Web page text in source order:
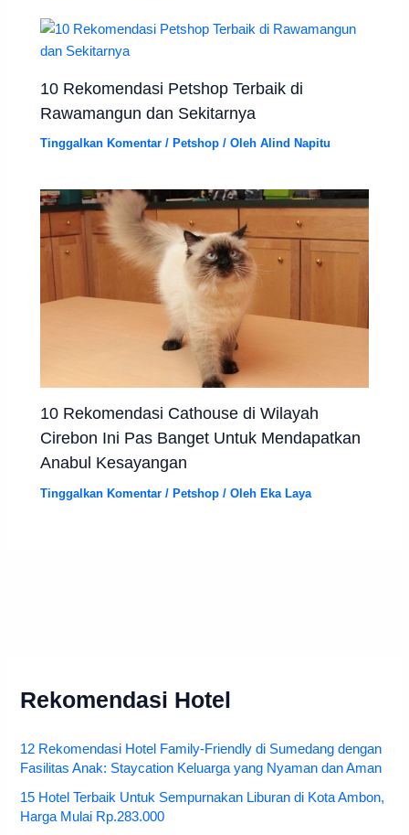
10 Rekomendasi Petshop Terbaik di
Rawamangun dan Sekitarnya
Tinggalkan Komentar / Petshop / OlehAlind Napitu
10 Rekomendasi Cathouse di Wilayah
Cirebon Ini Pas Banget Untuk Mendapatkan
Anabul Kesayangan
Tinggalkan Komentar / Petshop / Oleh Eka Laya
Rekomendasi Hotel
12 Rekomendasi Hotel Family-Friendly di Sumedang dengan
Fasilitas Anak: Staycation Keluarga yang Nyaman dan Aman
15 Hotel Terbaik Untuk Sempurnakan Liburan di Kota Ambon,
Harga Mulai Rp.283.000